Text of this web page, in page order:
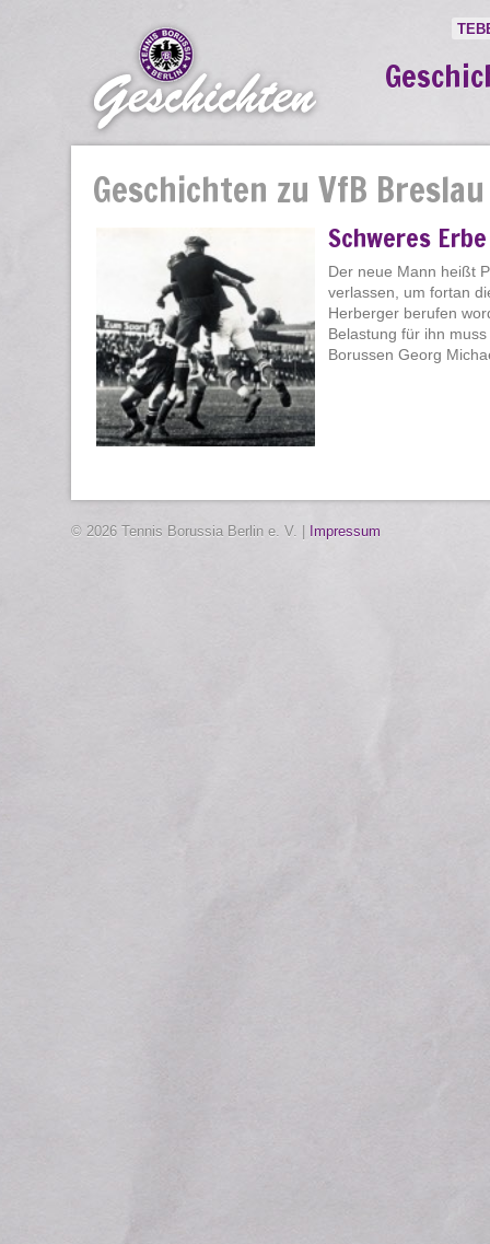
Geschichten zu VfB Breslau
Schweres
Der neue Mann heißt
verlassen, um fortan
Herberger berufen
Belastung für ihn
Borussen Georg
© 2026 Tennis Borussia Berlin e. V. | Impressum